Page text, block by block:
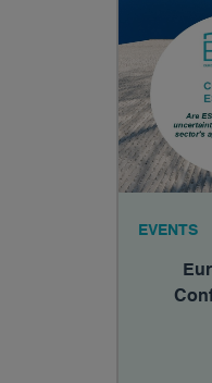
EVENTS